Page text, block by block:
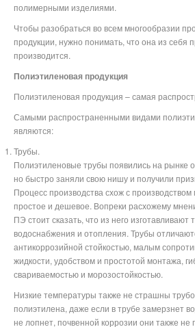
полимерными
Чтобы разобраться во всем многообразии
продукции, нужно понимать, что она из себя
производится.
Полиэтиленовая продукция
Полиэтиленовая продукция – самая
Самыми распространенными видами
являются:
Трубы.
Полиэтиленовые трубы появились на рынке
но быстро заняли свою нишу и получили
Процесс производства схож с производством
простое и дешевое. Вопреки расхожему
ПЭ стоит сказать, что из него изготавливают
водоснабжения и отопления. Трубы
антикоррозийной стойкостью, малым
жидкости, удобством и простотой монтажа,
свариваемостью и морозостойкостью.
Низкие температуры также не страшны
полиэтилена, даже если в трубе замерзнет
не лопнет, почвенной коррозии они также не